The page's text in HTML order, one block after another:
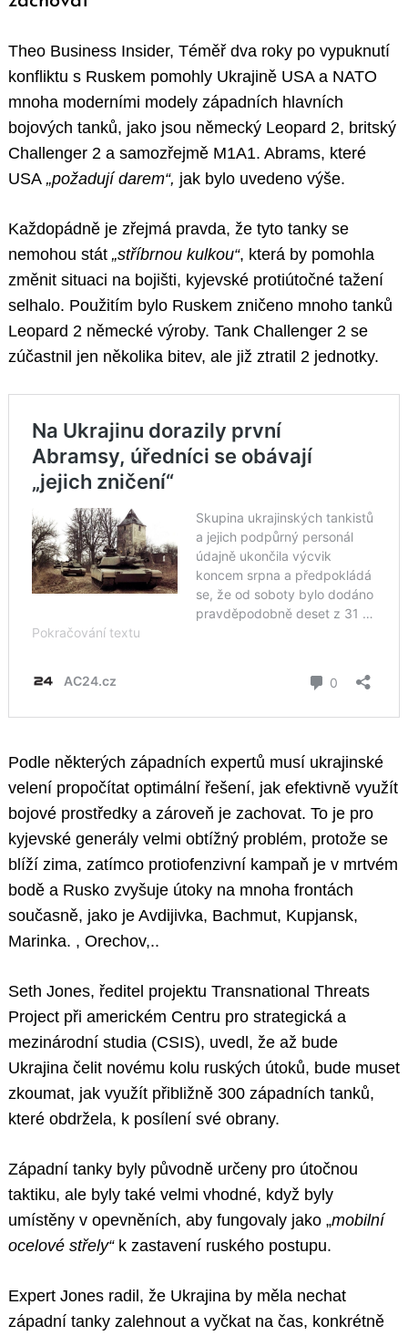
Theo Business Insider, Téměř dva roky po vypuknutí
konfliktu s Ruskem pomohly Ukrajině USA a NATO
mnoha moderními modely západních hlavních
bojových tanků, jako jsou německý Leopard 2, britský
Challenger 2 a samozřejmě M1A1. Abrams, které
USA „požadují darem“, jak bylo uvedeno výše.
Každopádně je zřejmá pravda, že tyto tanky se
nemohou stát „stříbrnou kulkou“, která by pomohla
změnit situaci na bojišti, kyjevské protiútočné tažení
selhalo. Použitím bylo Ruskem zničeno mnoho tanků
Leopard 2 německé výroby. Tank Challenger 2 se
zúčastnil jen několika bitev, ale již ztratil 2 jednotky.
Podle některých západních expertů musí ukrajinské
velení propočítat optimální řešení, jak efektivně využít
bojové prostředky a zároveň je zachovat. To je pro
kyjevské generály velmi obtížný problém, protože se
blíží zima, zatímco protiofenzivní kampaň je v mrtvém
bodě a Rusko zvyšuje útoky na mnoha frontách
současně, jako je Avdijivka, Bachmut, Kupjansk,
Marinka. , Orechov,..
Seth Jones, ředitel projektu Transnational Threats
Project při americkém Centru pro strategická a
mezinárodní studia (CSIS), uvedl, že až bude
Ukrajina čelit novému kolu ruských útoků, bude muset
zkoumat, jak využít přibližně 300 západních tanků,
které obdržela, k posílení své obrany.
Západní tanky byly původně určeny pro útočnou
taktiku, ale byly také velmi vhodné, když byly
umístěny v opevněních, aby fungovaly jako „mobilní
ocelové střely“k zastavení ruského postupu.
Expert Jones radil, že Ukrajina by měla nechat
západní tanky zalehnout a vyčkat na čas, konkrétně